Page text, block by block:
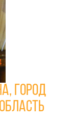
город